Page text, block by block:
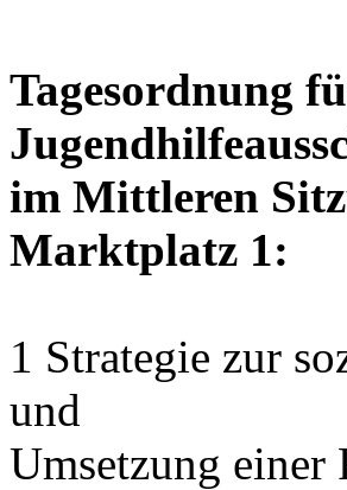
Tagesordnung
im Mittleren
Marktplatz 1:
1 Strategie zur
und
Umsetzung einer